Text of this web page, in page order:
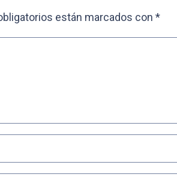
están marcados con *